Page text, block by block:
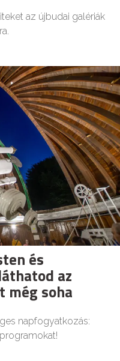
az újbudai galériák
és
az
még soha
napfogyatkozás: